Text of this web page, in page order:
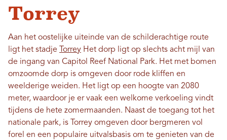
Torrey
Aan het oostelijke uiteinde van de schilderachtige route
ligt het stadje
Torrey Het dorp ligt op slechts acht mijl van
de ingang van Capitol Reef National Park. Het met bomen
omzoomde dorp is omgeven door rode kliffen en
weelderige weiden. Het ligt op een hoogte van 2080
meter, waardoor je er vaak een welkome verkoeling vindt
tijdens de hete zomermaanden. Naast de toegang tot het
nationale park, is Torrey omgeven door bergmeren vol
forel en een populaire uitvalsbasis om te genieten van de